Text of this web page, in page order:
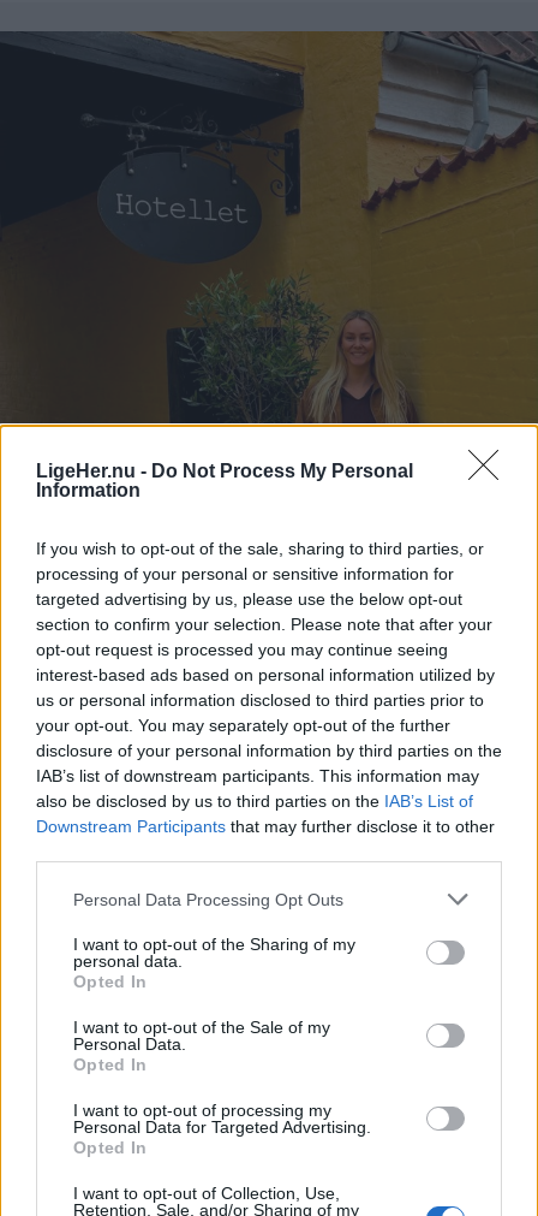
LigeHer.nu - Do Not Process My Personal
Information
If you wish to opt-out of the sale, sharing to third parties, or
processing of your personal or sensitive information for
targeted advertising by us, please use the below opt-out
section to confirm your selection. Please note that after your
opt-out request is processed you may continue seeing
interest-based ads based on personal information utilized by
us or personal information disclosed to third parties prior to
your opt-out. You may separately opt-out of the further
disclosure of your personal information by third parties on the
IAB’s list of downstream participants. This information may
also be disclosed by us to third parties on the IAB’s List of
Downstream Participants that may further disclose it to other
Personal Data Processing Opt Outs
I want to opt-out of the Sharing of my
personal data.
Opted In
I want to opt-out of the Sale of my
Personal Data.
Opted In
I want to opt-out of processing my
Personal Data for Targeted Advertising.
Opted In
I want to opt-out of Collection, Use,
Retention, Sale, and/or Sharing of my
Mad & Drikke
Capu flytter til Hotellet i Nørregade:
Stephanie og Andreas vil samle
restaurant, hotel og egne råvarer
under ét tag
Hans Ravn
Følg os på Discover
Opdateret kl. 09.25
HJØRRING: I slutningen af august flytter Capu fra
Østergade til Hotellet i Nørregade.